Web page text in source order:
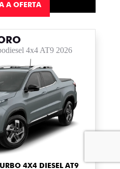
A OFERTA
4x4 AT9 2026
4X4 DIESEL AT9